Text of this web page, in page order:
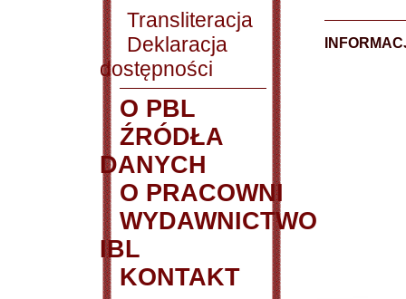
Transliteracja
Deklaracja
dostępności
O PBL
ŹRÓDŁA
DANYCH
O PRACOWNI
WYDAWNICTWO
IBL
KONTAKT